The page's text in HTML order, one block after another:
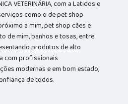
VETERINÁRIA, com a Latidos e
como o de pet shop
a mim, pet shop cães e
de mim, banhos e tosas, entre
produtos de alto
com profissionais
modernas e em bom estado,
de todos.